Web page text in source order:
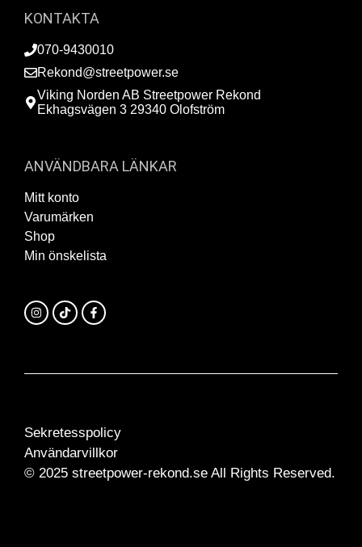
KONTAKTA
070-9430010
Rekond@streetpower.se
Viking Norden AB Streetpower Rekond
Ekhagsvägen 3 29340 Olofström
ANVÄNDBARA LÄNKAR
Mitt konto
Varumärken
Shop
Min önskelista
© 2025 streetpower-rekond.se All Rights Reserved.
Sekretesspolicy
Användarvillkor